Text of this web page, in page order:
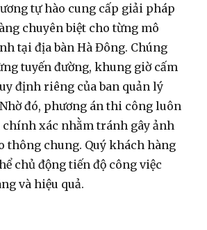
tự hào cung cấp giải pháp
chuyên biệt cho từng mô
tại địa bàn Hà Đông. Chúng
tuyến đường, khung giờ cấm
định riêng của ban quản lý
đó, phương án thi công luôn
xác nhằm tránh gây ảnh
thông chung. Quý khách hàng
chủ động tiến độ công việc
và hiệu quả.